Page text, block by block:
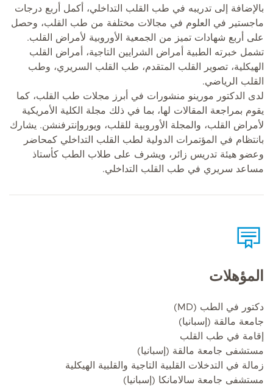
بالإضافة إلى تدريبه في طب القلب التداخلي، أكمل أربع درجات
ماجستير في العلوم في مجالات مختلفة من طب القلب، وحصل
على أربع شهادات تميز من الجمعية الأوروبية لأمراض القلب.
تشمل خبرته الطبية أمراض الشرايين التاجية، أمراض القلب
الهيكلية، تصوير القلب المتقدم، طب القلب السريري، وطب
القلب الرياضي.
لدى الدكتور مورينو منشورات في أبرز مجلات طب القلب، كما
يقوم بمراجعة المقالات لها، بما في ذلك مجلة الكلية الأمريكية
لأمراض القلب، والمجلة الأوروبية للقلب، ويوروإنترفنشن. يشارك
بانتظام في المؤتمرات الدولية لطب القلب التداخلي كمحاضر
وعضو هيئة تدريس زائر، ويشرف على طلاب الطب كأستاذ
مساعد سريري في طب القلب التداخلي.
المؤهلات
دكتور في الطب (MD)
جامعة مالقة (إسبانيا)
إقامة في طب القلب
مستشفى جامعة مالقة (إسبانيا)
زمالة في التدخلات القلبية التاجية والقلبية الهيكلية
مستشفى جامعة سالامانكا (إسبانيا)